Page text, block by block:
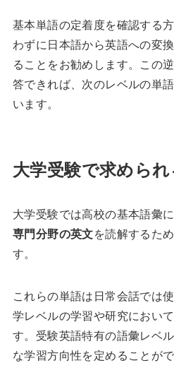
基本単語の定着度を確認する
わずに日本語から英語への変
ることをお勧めします。この
答できれば、次のレベルの単
います。
大学受験で求めら
大学受験では高校の基本語彙
専門分野の英文を読解するた
す。
これらの単語は日常会話では
学レベルの学習や研究におい
す。受験英語特有の語彙レベ
な学習方向性を定めることがで